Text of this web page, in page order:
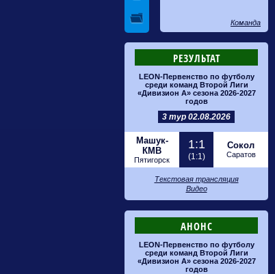
Команда
РЕЗУЛЬТАТ
LEON-Первенство по футболу
среди команд Второй Лиги
«Дивизион А» сезона 2026-2027
годов
3 тур 02.08.2026
Машук-
КМВ
Пятигорск
1:1
(1:1)
Сокол
Саратов
Текстовая трансляция
Видео
АНОНС
LEON-Первенство по футболу
среди команд Второй Лиги
«Дивизион А» сезона 2026-2027
годов